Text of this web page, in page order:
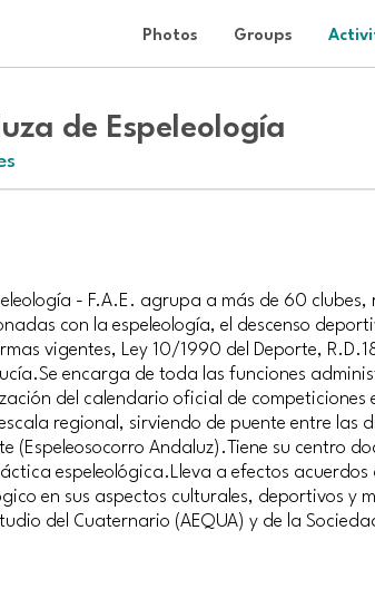
Photos Groups
de Espeleología
- F.A.E. agrupa a más de 60
con la espeleología, el descenso
vigentes, Ley 10/1990 del Deporte,
encarga de toda las funciones
del calendario oficial de competiciones
regional, sirviendo de puente entre las
(Espeleosocorro Andaluz).Tiene su centro
espeleológica.Lleva a efectos
en sus aspectos culturales, deportivos
del Cuaternario (AEQUA) y de la